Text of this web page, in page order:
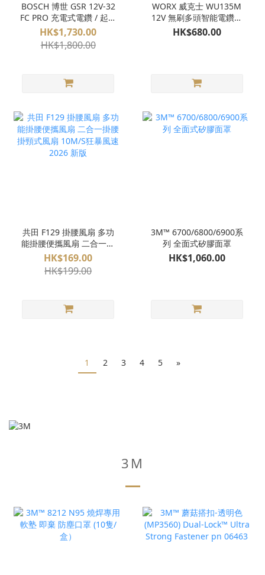
BOSCH 博世 GSR 12V-32
FC PRO 充電式電鑽 / 起子
機 (淨機) 多用途 可換頭
FlexiClick
HK$1,730.00
HK$1,800.00
WORX 威克士 WU135M
12V 無刷多頭智能電鑽套
裝 [香港行貨]
HK$680.00
共田 F129 掛腰風扇 多功
能掛腰便攜風扇 二合一掛
腰掛頸式風扇 10M/S狂暴
風速 2026 新版
HK$169.00
HK$199.00
3M™ 6700/6800/6900系
列 全面式矽膠面罩
HK$1,060.00
1 2 3 4 5 »
3M